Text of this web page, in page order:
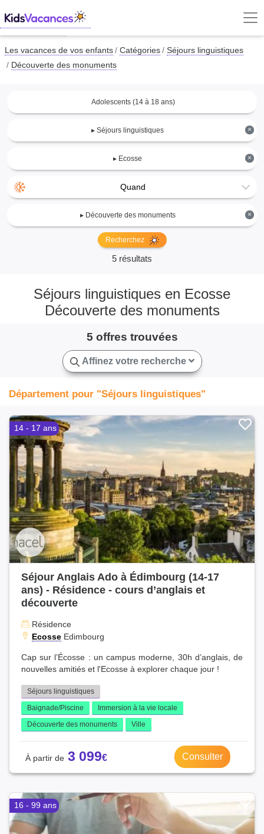
Les vacances de vos enfants Catégories
Séjours linguistiques
Découverte des monuments
Adolescents (14 à 18 ans)
×
▸ Séjours linguistiques
×
▸ Ecosse
Quand
×
▸ Découverte des monuments
Recherchez
5 résultats
Séjours linguistiques en Ecosse
Découverte des monuments
5 offres trouvées
Affinez votre recherche
Département pour "Séjours linguistiques"
14 - 17 ans
Séjour Anglais Ado à Édimbourg (14-17
ans) - Résidence - cours d’anglais et
découverte
Résidence
Ecosse Edimbourg
Cap sur l’Écosse : un campus moderne, 30h d’anglais, de
nouvelles amitiés et l'Ecosse à explorer chaque jour !
Séjours linguistiques
Baignade/Piscine
Immersion à la vie locale
Découverte des monuments
Ville
3 099 Consulter
16 - 99 ans